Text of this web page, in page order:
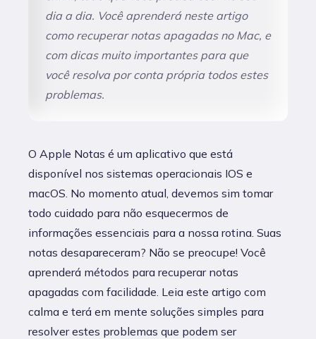
dia a dia. Você aprenderá neste artigo
como recuperar notas apagadas no Mac, e
com dicas muito importantes para que
você resolva por conta própria todos estes
problemas.
O Apple Notas é um aplicativo que está
disponível nos sistemas operacionais IOS e
macOS. No momento atual, devemos sim tomar
todo cuidado para não esquecermos de
informações essenciais para a nossa rotina. Suas
notas desapareceram? Não se preocupe! Você
aprenderá métodos para recuperar notas
apagadas com facilidade. Leia este artigo com
calma e terá em mente soluções simples para
resolver estes problemas que podem ser